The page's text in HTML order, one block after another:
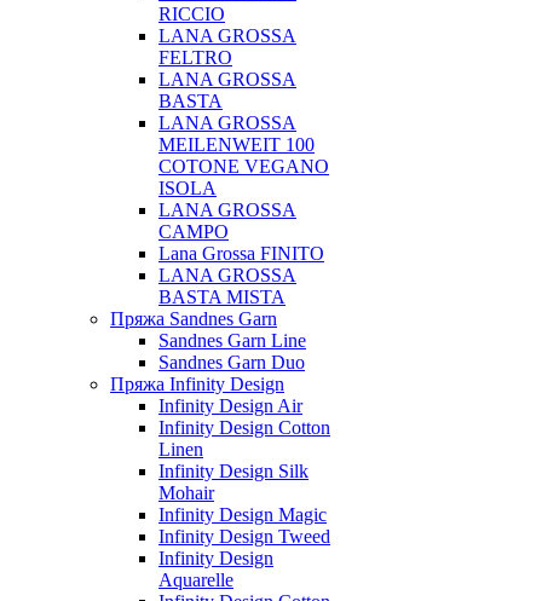
RICCIO
LANA GROSSA
FELTRO
LANA GROSSA
BASTA
LANA GROSSA
MEILENWEIT 100
COTONE VEGANO
ISOLA
LANA GROSSA
CAMPO
Lana Grossa FINITO
LANA GROSSA
BASTA MISTA
Пряжа Sandnes Garn
Sandnes Garn Line
Sandnes Garn Duo
Пряжа Infinity Design
Infinity Design Air
Infinity Design Cotton
Linen
Infinity Design Silk
Mohair
Infinity Design Magic
Infinity Design Tweed
Infinity Design
Aquarelle